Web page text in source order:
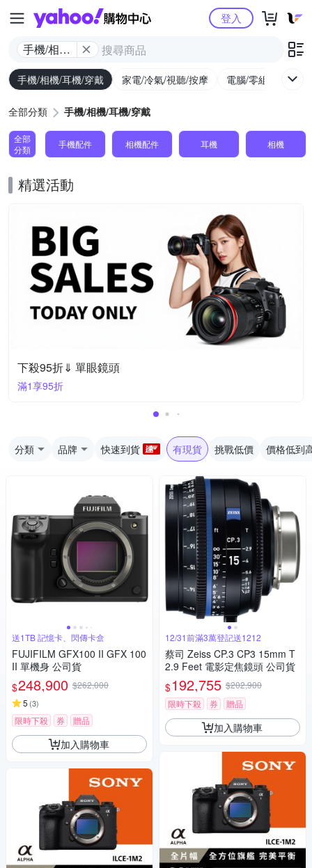
Yahoo購物中心
手機/相機/
耳機/穿戴
登入
手機/相機/耳機/穿戴 家電/冷氣/視聽/按摩 電腦/零組件/週邊/
全部分類 手機/相機/耳機/穿戴
全部
分類
手機配件 相機配件 耳機 相機
精選活動
下殺95折⇓ 單眼鏡頭
滿1享95折
分類 品牌 快速到貨 有現貨 挑戰低價 價格低到
送1TB 記憶卡、閃傳卡盒
FUJIFILM GFX100 II GFX 100
II 單機身 公司貨
$248,900 $262,000
5 (3)
限時下殺 券 贈品
加入購物車
12/31前滿3萬登記送1212
蔡司 Zeiss CP.3 CP3 15mm T
2.9 Feet 電影定焦鏡頭 公司貨
$192,755 $202,900
限時下殺
券 贈品
加入購物車